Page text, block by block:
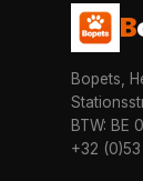
B
Bopets,
BTW: BE
+32